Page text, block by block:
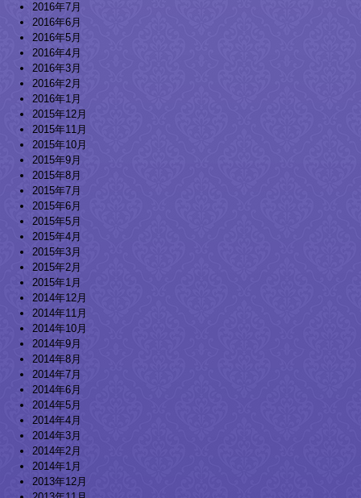
2016年7月
2016年6月
2016年5月
2016年4月
2016年3月
2016年2月
2016年1月
2015年12月
2015年11月
2015年10月
2015年9月
2015年8月
2015年7月
2015年6月
2015年5月
2015年4月
2015年3月
2015年2月
2015年1月
2014年12月
2014年11月
2014年10月
2014年9月
2014年8月
2014年7月
2014年6月
2014年5月
2014年4月
2014年3月
2014年2月
2014年1月
2013年12月